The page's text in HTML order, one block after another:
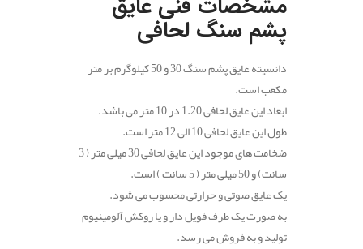
پشم سنگ لحافی
دانسیته عایق پشم سنگ 30 و 50 کیلوگرم بر متر
مکعب است.
ابعاد این عایق لحافی 1.20 در 10 متر می باشد.
طول این عایق لحافی 10 الی 12 متر است.
ضخامت های موجود این عایق لحافی 30 میلی متر ( 3
سانت) و 50 میلی متر ( 5 سانت ) است.
یک عایق صوتی و حرارتی محسوب می شود.
به صورت یک طرف فویل دار و یا روکش آلومینیوم
تولید و به فروش می رسد.